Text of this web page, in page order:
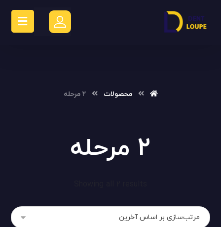
محصولات ۲ مرحله
۲ مرحله